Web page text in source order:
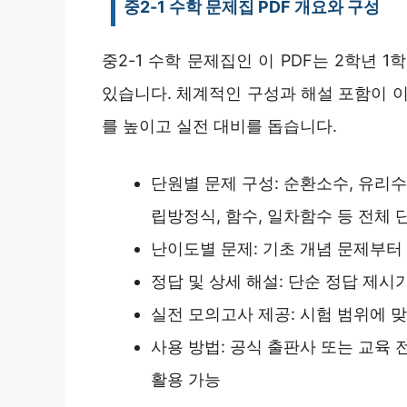
중2-1 수학 문제집 PDF 개요와 구성
중2-1 수학 문제집인 이 PDF는 2학년 1
있습니다. 체계적인 구성과 해설 포함이
를 높이고 실전 대비를 돕습니다.
단원별 문제 구성: 순환소수, 유리
립방정식, 함수, 일차함수 등 전체
난이도별 문제: 기초 개념 문제부
정답 및 상세 해설: 단순 정답 제시
실전 모의고사 제공: 시험 범위에
사용 방법: 공식 출판사 또는 교육
활용 가능